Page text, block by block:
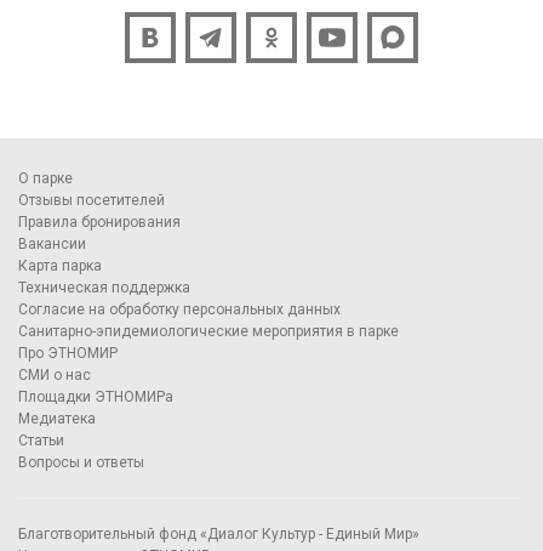
О парке
Отзывы посетителей
Правила бронирования
Вакансии
Карта парка
Техническая поддержка
Согласие на обработку персональных данных
Санитарно-эпидемиологические мероприятия в парке
Про ЭТНОМИР
СМИ о нас
Площадки ЭТНОМИРа
Медиатека
Статьи
Вопросы и ответы
Благотворительный фонд «Диалог Культур - Единый Мир»